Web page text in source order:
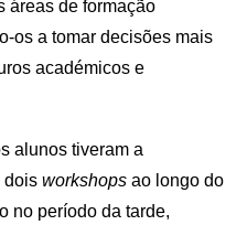
áreas de formação
os a tomar decisões mais
académicos e
alunos tiveram a
dois workshops ao longo do
no período da tarde,